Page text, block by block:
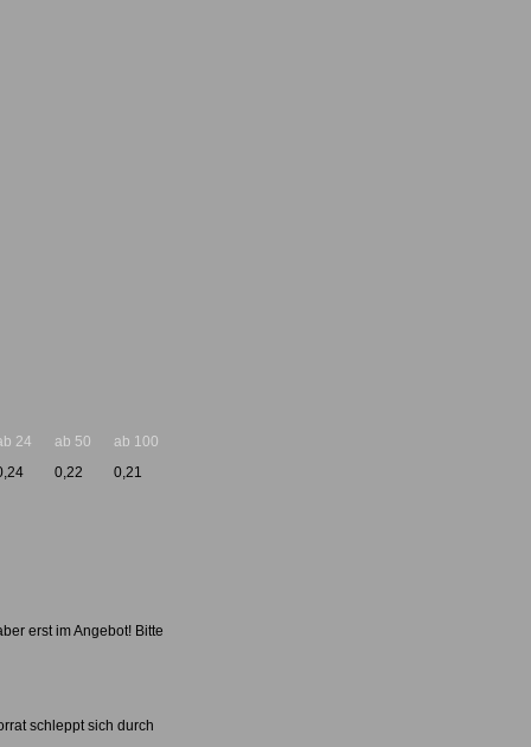
24
ab 50
0,22
ab 100
0,21
erst im Angebot! Bitte
schleppt sich durch